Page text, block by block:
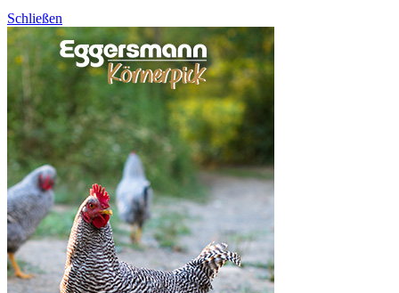
Schließen